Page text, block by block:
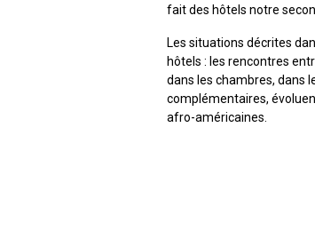
fait des hôtels notre
Les situations décrites
hôtels : les rencontres
dans les chambres, dans
complémentaires,
afro-américaines.